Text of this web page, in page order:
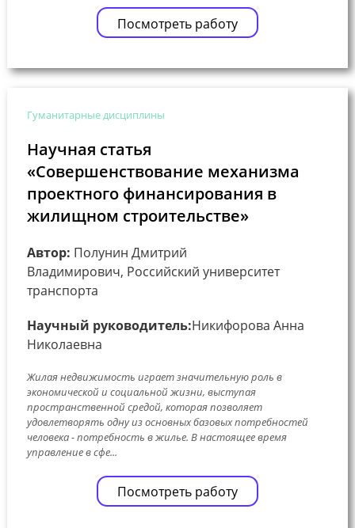
Посмотреть работу
Гуманитарные дисциплины
Научная статья
«Совершенствование механизма
проектного финансирования в
жилищном строительстве»
Автор: Полунин Дмитрий
Владимирович, Российский университет
транспорта
Научный руководитель:Никифорова Анна
Николаевна
Жилая недвижимость играет значительную роль в
экономической и социальной жизни, выступая
пространственной средой, которая позволяет
удовлетворять одну из основных базовых потребностей
человека - потребность в жилье. В настоящее время
управление в сфе...
Посмотреть работу